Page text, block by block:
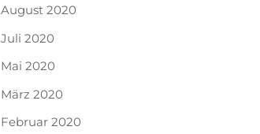
August 2020
Juli 2020
Mai 2020
März 2020
Februar 2020